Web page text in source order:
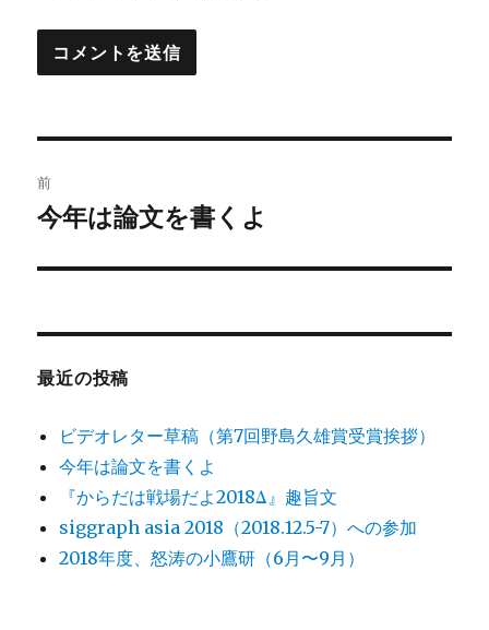
稿
ゲ
ー
シ
ン
前
前
投
今年は論文を書くよ
最近の投稿
ビデオレター草稿（第7回野島久雄賞受賞挨拶）
今年は論文を書くよ
『からだは戦場だよ2018Δ』趣旨文
siggraph asia 2018（2018.12.5-7）への参加
2018年度、怒涛の小鷹研（6月〜9月）